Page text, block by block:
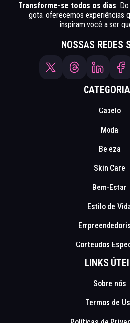
Transforme-se todos os dias.
gota, oferecemos experiências
inspiram você a ser
NOSSAS REDES
Cabelo
Moda
Beleza
Skin Care
Bem-Estar
Estilo de
Conteúdos
LINKS
Sobre nós
Termos de